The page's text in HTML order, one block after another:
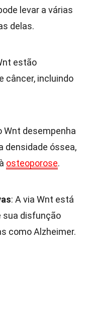
levar a várias
delas.
estão
câncer, incluindo
Wnt desempenha
densidade óssea,
osteoporose.
: A via Wnt está
sua disfunção
como Alzheimer.